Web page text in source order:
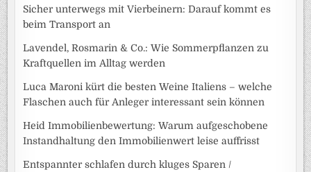
Sicher unterwegs mit Vierbeinern: Darauf kommt es
beim Transport an
Lavendel, Rosmarin & Co.: Wie Sommerpflanzen zu
Kraftquellen im Alltag werden
Luca Maroni kürt die besten Weine Italiens – welche
Flaschen auch für Anleger interessant sein können
Heid Immobilienbewertung: Warum aufgeschobene
Instandhaltung den Immobilienwert leise auffrisst
Entspannter schlafen durch kluges Sparen /